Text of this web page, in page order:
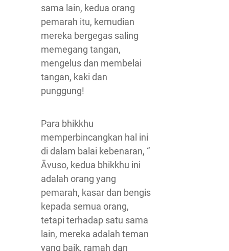
sama lain, kedua orang
pemarah itu, kemudian
mereka bergegas saling
memegang tangan,
mengelus dan membelai
tangan, kaki dan
punggung!
Para bhikkhu
memperbincangkan hal ini
di dalam balai kebenaran, “
Āvuso, kedua bhikkhu ini
adalah orang yang
pemarah, kasar dan bengis
kepada semua orang,
tetapi terhadap satu sama
lain, mereka adalah teman
yang baik, ramah dan